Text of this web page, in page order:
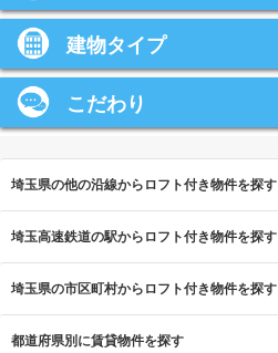
建物タイプ
こだわり
埼玉県の他の沿線からロフト付き物件を探す
埼玉高速鉄道の駅からロフト付き物件を探す
埼玉県の市区町村からロフト付き物件を探す
都道府県別に賃貸物件を探す